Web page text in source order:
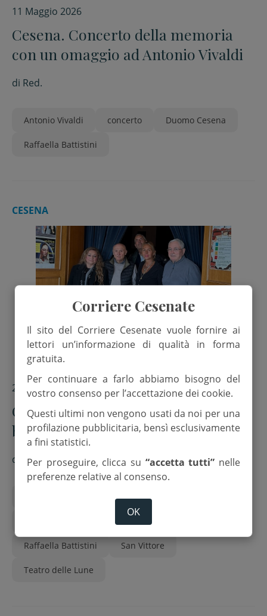
11 Maggio 2026
Cesena. Concerto della memoria
con un omaggio ad Antonio Vivaldi
di Red.
Antonio Vivaldi concerto Duomo Cesena
Raffaella Battistini
CESENA
20 Marzo 2026
Cesena. Musica lirica e commedia
brillante, nuove proposte al
cineteatro Victor
di Mariaelena Forti
Cineteatro Victor
Monica Briganti
Raffaella Battistini San Vittore
Teatro delle Lune
Corriere Cesenate
Il sito del Corriere Cesenate vuole fornire ai
lettori un’informazione di qualità in forma
gratuita.
Per continuare a farlo abbiamo bisogno del
vostro consenso per l’accettazione dei cookie.
Questi ultimi non vengono usati da noi per una
profilazione pubblicitaria, bensì esclusivamente
a fini statistici.
Per proseguire, clicca su “accetta tutti” nelle
preferenze relative al consenso.
OK